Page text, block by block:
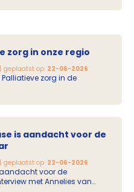
zorg in onze regio
geplaatst op 22-06-2026
zorg in de
is aandacht voor de
geplaatst op 22-06-2026
voor de
met Annelies van